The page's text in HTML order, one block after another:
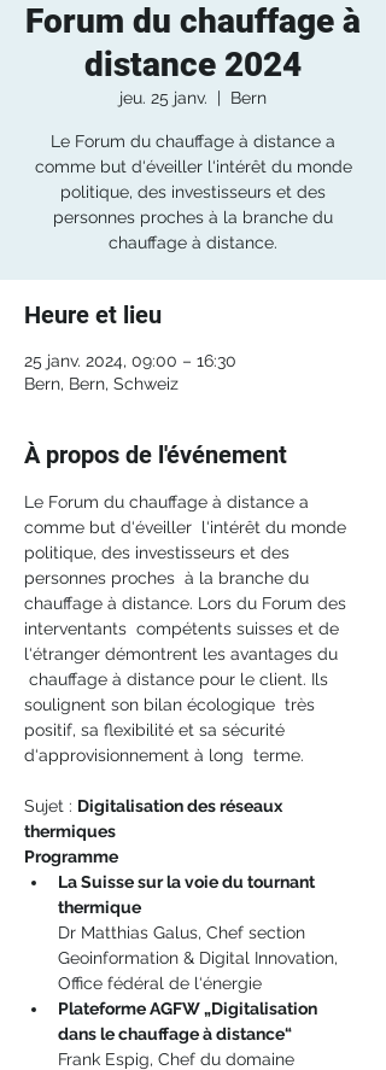
Forum du chauffage à
distance 2024
jeu. 25 janv.
  |
Bern
Le Forum du chauffage à distance a
comme but d‘éveiller l‘intérêt du monde
politique, des investisseurs et des
personnes proches à la branche du
chauffage à distance.
Heure et lieu
25 janv. 2024, 09:00 – 16:30
Bern, Bern, Schweiz
À propos de l'événement
Le Forum du chauffage à distance a
comme but d‘éveiller  l‘intérêt du monde
politique, des investisseurs et des
personnes proches  à la branche du
chauffage à distance. Lors du Forum des
interventants  compétents suisses et de
l‘étranger démontrent les avantages du
chauffage à distance pour le client. Ils
soulignent son bilan écologique  très
positif, sa flexibilité et sa sécurité
d‘approvisionnement à long  terme.
Sujet : Digitalisation des réseaux
thermiques
Programme
La Suisse sur la voie du tournant
thermique
Dr Matthias Galus, Chef section
Geoinformation & Digital Innovation,
Office fédéral de l‘énergie
Plateforme AGFW „Digitalisation
dans le chauffage à distance“
Frank Espig, Chef du domaine